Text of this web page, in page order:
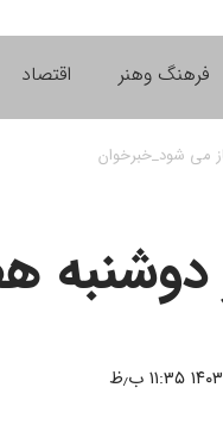
فرهنگ وهنر اقتصاد
می شود_خبرخوان
دوشنبه